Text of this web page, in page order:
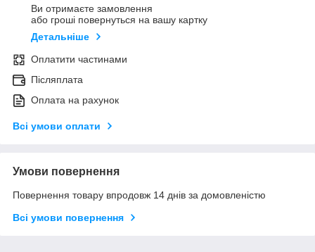
Ви отримаєте замовлення
або гроші повернуться на вашу картку
Детальніше
Оплатити частинами
Післяплата
Оплата на рахунок
Всі умови оплати
Умови повернення
Повернення товару впродовж 14 днів за домовленістю
Всі умови повернення